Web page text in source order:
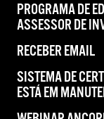
PROGRAMA DE
ASSESSOR DE
RECEBER EMAIL
SISTEMA DE
ESTÁ EM